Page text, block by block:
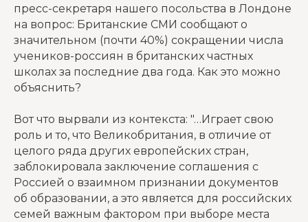
пресс-секретаря нашего посольства в Лондоне
на вопрос: Британские СМИ сообщают о
значительном (почти 40%) сокращении числа
учеников-россиян в британских частных
школах за последние два года. Как это можно
объяснить?
Вот что вырвали из контекста: "…Играет свою
роль и то, что Великобритания, в отличие от
целого ряда других европейских стран,
заблокировала заключение соглашения с
Россией о взаимном признании документов
об образовании, а это является для российских
семей важным фактором при выборе места